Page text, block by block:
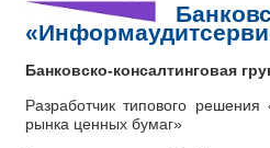
Банковско-консалтинговая
Разработчик типового
рынка ценных бумаг»